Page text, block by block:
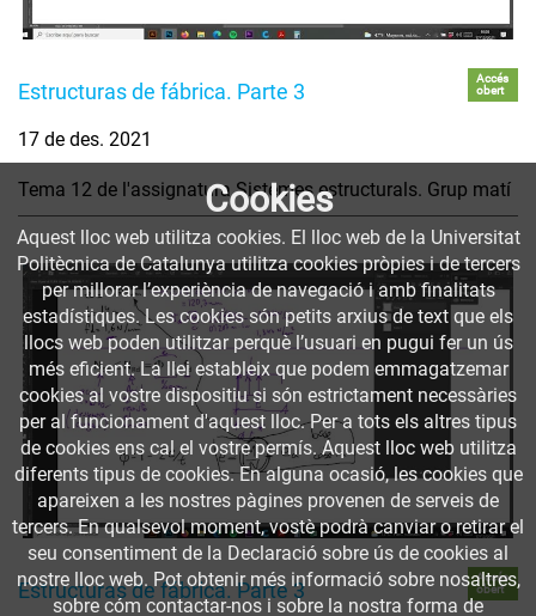
Estructuras de fábrica. Parte 3
Accés
obert
17 de des. 2021
Tema 12 de l'assignatura Sistemes estructurals. Grup matí
Estructuras de fábrica. Parte 3
Accés
obert
Cookies
Aquest lloc web utilitza cookies. El lloc web de la Universitat
Politècnica de Catalunya utilitza cookies pròpies i de tercers
per millorar l’experiència de navegació i amb finalitats
estadístiques. Les cookies són petits arxius de text que els
llocs web poden utilitzar perquè l’usuari en pugui fer un ús
més eficient. La llei estableix que podem emmagatzemar
cookies al vostre dispositiu si són estrictament necessàries
per al funcionament d'aquest lloc. Per a tots els altres tipus
de cookies ens cal el vostre permís. Aquest lloc web utilitza
diferents tipus de cookies. En alguna ocasió, les cookies que
apareixen a les nostres pàgines provenen de serveis de
tercers. En qualsevol moment, vostè podrà canviar o retirar el
seu consentiment de la Declaració sobre ús de cookies al
nostre lloc web. Pot obtenir més informació sobre nosaltres,
sobre cóm contactar-nos i sobre la nostra forma de